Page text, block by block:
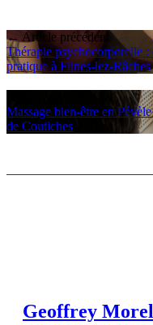
← Article précédent
Thérapie psychocorporelle :
pratique à Flines-lez-Râches
Massage bien-être en
de Coutiches
Geoffrey